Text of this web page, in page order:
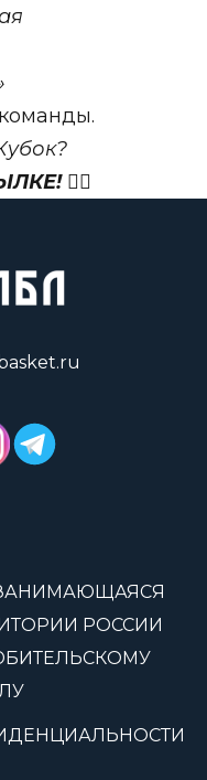
✍🏻
РОССИИ